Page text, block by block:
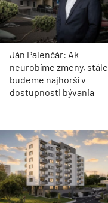
Ján Palenčár: Ak
neurobíme zmeny, stále
budeme najhorší v
dostupnosti bývania